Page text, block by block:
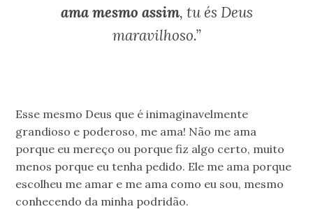
ama mesmo assim, tu és Deus
maravilhoso.”
Esse mesmo Deus que é inimaginavelmente
grandioso e poderoso, me ama! Não me ama
porque eu mereço ou porque fiz algo certo, muito
menos porque eu tenha pedido. Ele me ama porque
escolheu me amar e me ama como eu sou, mesmo
conhecendo da minha podridão.